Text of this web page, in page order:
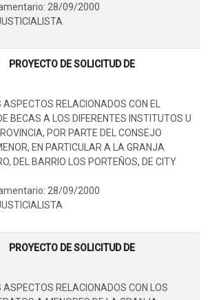
28/09/2000
PROYECTO DE SOLICITUD DE
RELACIONADOS CON EL
BECAS A LOS DIFERENTES INSTITUTOS U
POR PARTE DEL CONSEJO
EN PARTICULAR A LA GRANJA
DEL BARRIO LOS PORTEÑOS, DE CITY
28/09/2000
PROYECTO DE SOLICITUD DE
RELACIONADOS CON LOS